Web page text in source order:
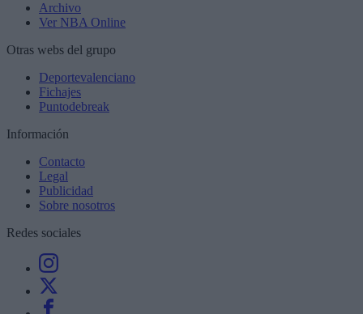
Archivo
Ver NBA Online
Otras webs del grupo
Deportevalenciano
Fichajes
Puntodebreak
Información
Contacto
Legal
Publicidad
Sobre nosotros
Redes sociales